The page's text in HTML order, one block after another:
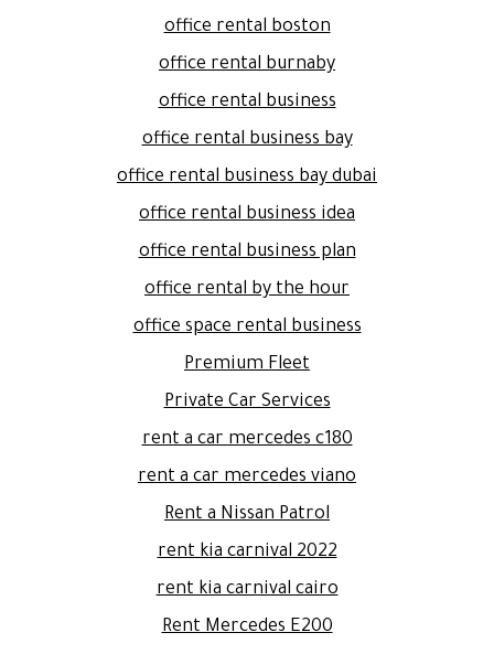
office rental boston
office rental burnaby
office rental business
office rental business bay
office rental business bay dubai
office rental business idea
office rental business plan
office rental by the hour
office space rental business
Premium Fleet
Private Car Services
rent a car mercedes c180
rent a car mercedes viano
Rent a Nissan Patrol
rent kia carnival 2022
rent kia carnival cairo
Rent Mercedes E200